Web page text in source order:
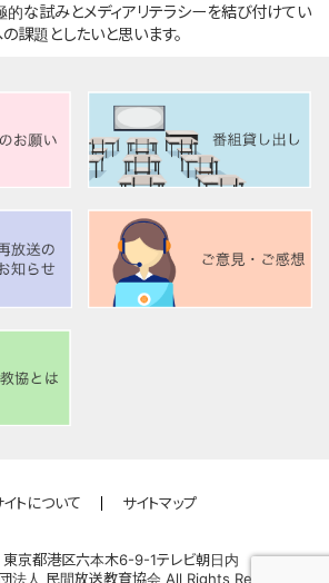
的な試みとメディアリテラシーを結び付けてい
課題としたいと思います。
トについて サイトマップ
京都港区六本木6-9-1テレビ朝日内
人 民間放送教育協会 All Rights Reserved